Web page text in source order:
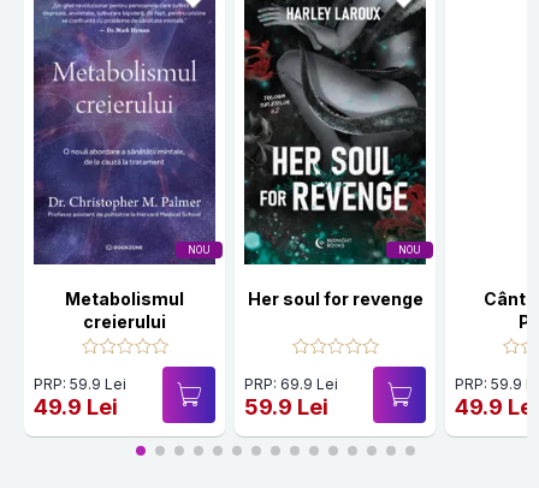
NOU
Metabolismul
creierului
PRP: 59.9 Lei
49.9 Lei
NOU
Her soul for revenge
PRP: 69.9 Lei
59.9 Lei
PRP: 59.9
49.9 Lei